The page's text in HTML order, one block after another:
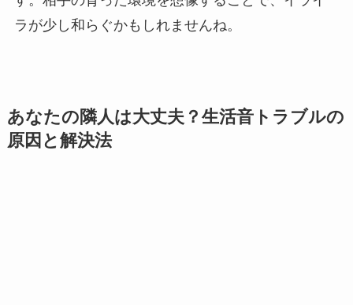
ラが少し和らぐかもしれませんね。
あなたの隣人は大丈夫？生活音トラブルの
原因と解決法